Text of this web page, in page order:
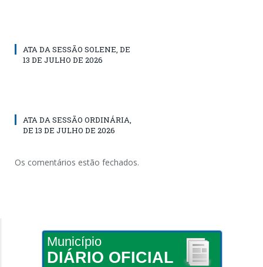
ATA DA SESSÃO SOLENE, DE
13 DE JULHO DE 2026
ATA DA SESSÃO ORDINÁRIA,
DE 13 DE JULHO DE 2026
Os comentários estão fechados.
Município
DIÁRIO OFICIAL